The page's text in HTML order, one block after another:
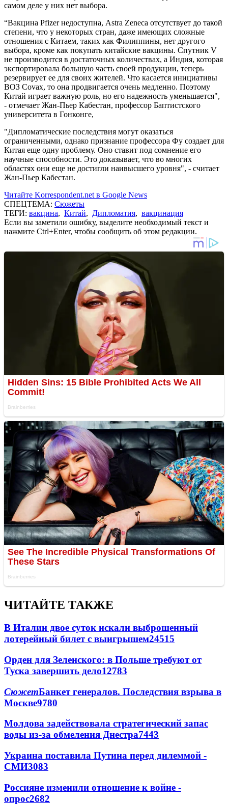
самом деле у них нет выбора.
“Вакцина Pfizer недоступна, Astra Zeneca отсутствует до такой
степени, что у некоторых стран, даже имеющих сложные
отношения с Китаем, таких как Филиппины, нет другого
выбора, кроме как покупать китайские вакцины. Спутник V
не производится в достаточных количествах, а Индия, которая
экспортировала большую часть своей продукции, теперь
резервирует ее для своих жителей. Что касается инициативы
ВОЗ Covax, то она продвигается очень медленно. Поэтому
Китай играет важную роль, но его надежность уменьшается",
- отмечает Жан-Пьер Кабестан, профессор Баптистского
университета в Гонконге,
"Дипломатические последствия могут оказаться
ограниченными, однако признание профессора Фу создает для
Китая еще одну проблему. Оно ставит под сомнение его
научные способности. Это доказывает, что во многих
областях они еще не достигли наивысшего уровня", - считает
Жан-Пьер Кабестан.
Читайте Korrespondent.net в Google News
СПЕЦТЕМА: Сюжеты
ТЕГИ: вакцина, Китай, Дипломатия, вакцинация
Если вы заметили ошибку, выделите необходимый текст и
нажмите Ctrl+Enter, чтобы сообщить об этом редакции.
ЧИТАЙТЕ ТАКЖЕ
В Италии двое суток искали выброшенный
лотерейный билет с выигрышем24515
Орден для Зеленского: в Польше требуют от
Туска завершить дело12783
СюжетБанкет генералов. Последствия взрыва в
Москве9780
Молдова задействовала стратегический запас
воды из-за обмеления Днестра7443
Украина поставила Путина перед дилеммой -
СМИ3083
Россияне изменили отношение к войне -
опрос2682